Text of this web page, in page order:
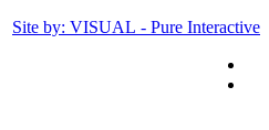
Site by: VISUAL - Pure Interactive